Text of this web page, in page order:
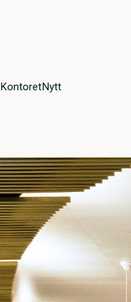
KontoretNytt